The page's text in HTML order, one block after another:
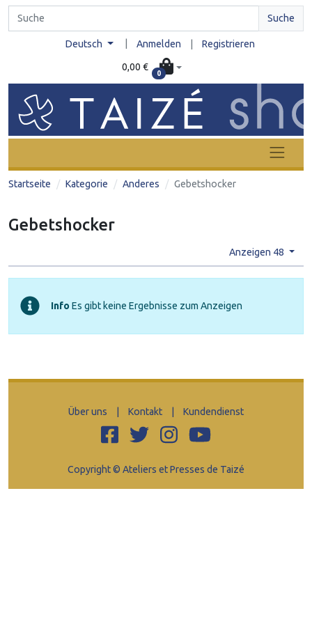
Suche
Deutsch Anmelden Registrieren
0,00 €
0
Startseite Kategorie Anderes Gebetshocker
Gebetshocker
Anzeigen 48
InfoEs gibt keine Ergebnisse zum Anzeigen
Über uns Kontakt Kundendienst
Copyright © Ateliers et Presses de Taizé